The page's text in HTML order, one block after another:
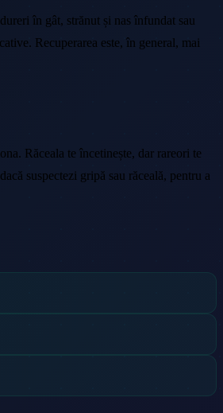
în gât, strănut și nas înfundat sau
Recuperarea este, în general, mai
Răceala te încetinește, dar rareori te
suspectezi gripă sau răceală, pentru a